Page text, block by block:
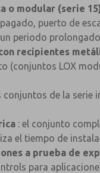
o modular (serie
puerto de
periodo
recipientes
(conjuntos LOX
conjuntos de la serie
: el conjunto
el tiempo de
a prueba de
para